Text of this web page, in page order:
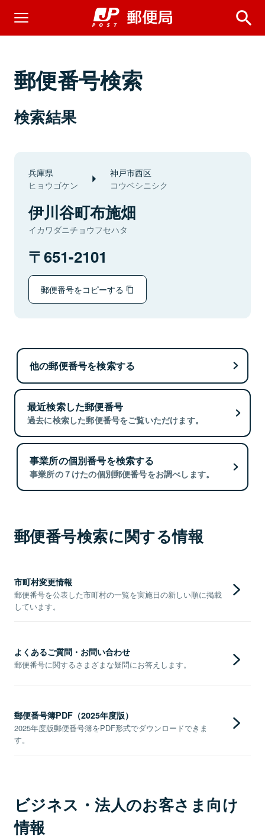
郵便番号検索
検索結果
兵庫県
ヒョウゴケン
神戸市西区
コウベシニシク
伊川谷町布施畑
イカワダニチョウフセハタ
651-2101
郵便番号をコピーする
他の郵便番号を検索する
最近検索した郵便番号
過去に検索した郵便番号をご覧いただけます。
事業所の個別番号を検索する
事業所の７けたの個別郵便番号をお調べします。
郵便番号検索に関する情報
市町村変更情報
郵便番号を公表した市町村の一覧を実施日の新しい順に掲載
しています。
よくあるご質問・お問い合わせ
郵便番号に関するさまざまな疑問にお答えします。
郵便番号簿PDF（2025年度版）
2025年度版郵便番号簿をPDF形式でダウンロードできま
す。
ビジネス・法人のお客さま向け
情報